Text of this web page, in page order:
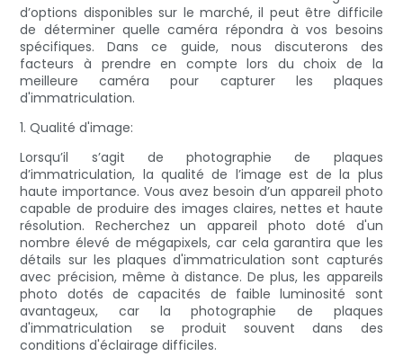
d’options disponibles sur le marché, il peut être difficile
de déterminer quelle caméra répondra à vos besoins
spécifiques. Dans ce guide, nous discuterons des
facteurs à prendre en compte lors du choix de la
meilleure caméra pour capturer les plaques
d'immatriculation.
1. Qualité d'image:
Lorsqu’il s’agit de photographie de plaques
d’immatriculation, la qualité de l’image est de la plus
haute importance. Vous avez besoin d’un appareil photo
capable de produire des images claires, nettes et haute
résolution. Recherchez un appareil photo doté d'un
nombre élevé de mégapixels, car cela garantira que les
détails sur les plaques d'immatriculation sont capturés
avec précision, même à distance. De plus, les appareils
photo dotés de capacités de faible luminosité sont
avantageux, car la photographie de plaques
d'immatriculation se produit souvent dans des
conditions d'éclairage difficiles.